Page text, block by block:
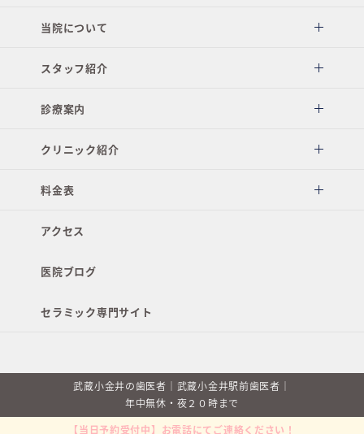
当院について
スタッフ紹介
診療案内
クリニック紹介
料金表
アクセス
医院ブログ
セラミック専門サイト
武蔵小金井の歯医者｜武蔵小金井駅前歯医者｜
年中無休・夜２０時まで
【当日予約受付中】お電話にてご連絡ください！